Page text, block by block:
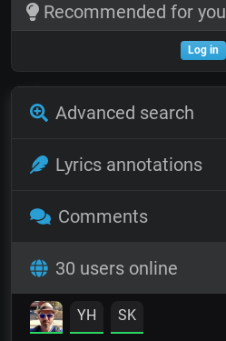
Recommended for you
Log in
Advanced search
Lyrics annotations
Comments
30 users online
YH SK